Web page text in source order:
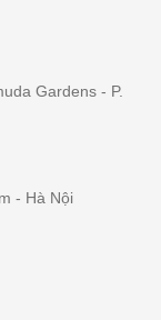
Gardens - P.
- Hà Nội